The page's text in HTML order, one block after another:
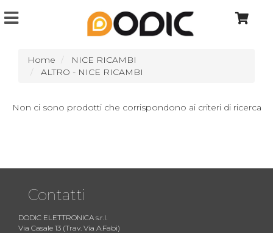
Home
NICE RICAMBI
ALTRO - NICE RICAMBI
Non ci sono prodotti che corrispondono ai criteri di ricerca
Contatti
DODIC ELETTRONICA s.r.l.
Via Casale 13 (Trav. Via A.Fabi)